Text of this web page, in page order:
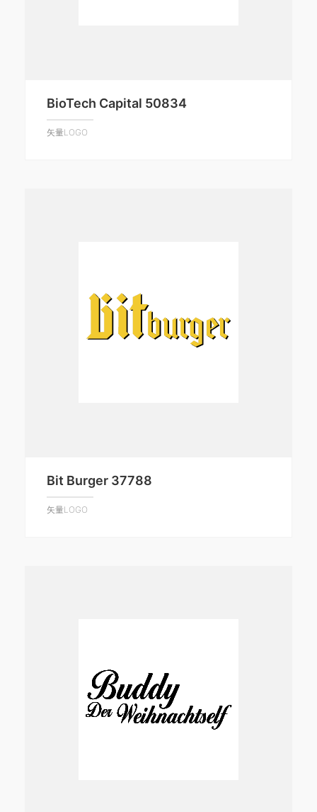
BioTech Capital 50834
矢量LOGO
Bit Burger 37788
矢量LOGO